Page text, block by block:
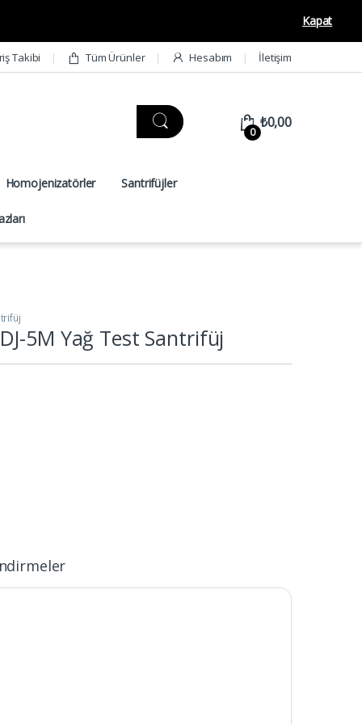
Kapat
Takibi Tüm Ürünler Hesabım İletişim
0
₺0,00
Homojenizatörler Santrifüjler
5M Yağ Test Santrifüj